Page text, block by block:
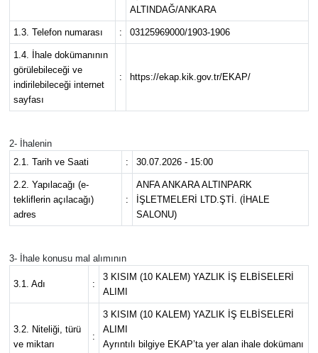
ALTINDAĞ/ANKARA
1.3. Telefon numarası : 03125969000/1903-1906
1.4. İhale dokümanının
görülebileceği ve
indirilebileceği internet
sayfası
: https://ekap.kik.gov.tr/EKAP/
2- İhalenin
2.1. Tarih ve Saati
: 30.07.2026 - 15:00
2.2. Yapılacağı (e-
tekliflerin açılacağı)
adres
:
ANFA ANKARA ALTINPARK
İŞLETMELERİ LTD.ŞTİ. (İHALE
SALONU)
3- İhale konusu mal alımının
3.1. Adı :
3 KISIM (10 KALEM) YAZLIK İŞ ELBİSELERİ
ALIMI
3.2. Niteliği, türü
ve miktarı
:
3 KISIM (10 KALEM) YAZLIK İŞ ELBİSELERİ
ALIMI
Ayrıntılı bilgiye EKAP’ta yer alan ihale dokümanı